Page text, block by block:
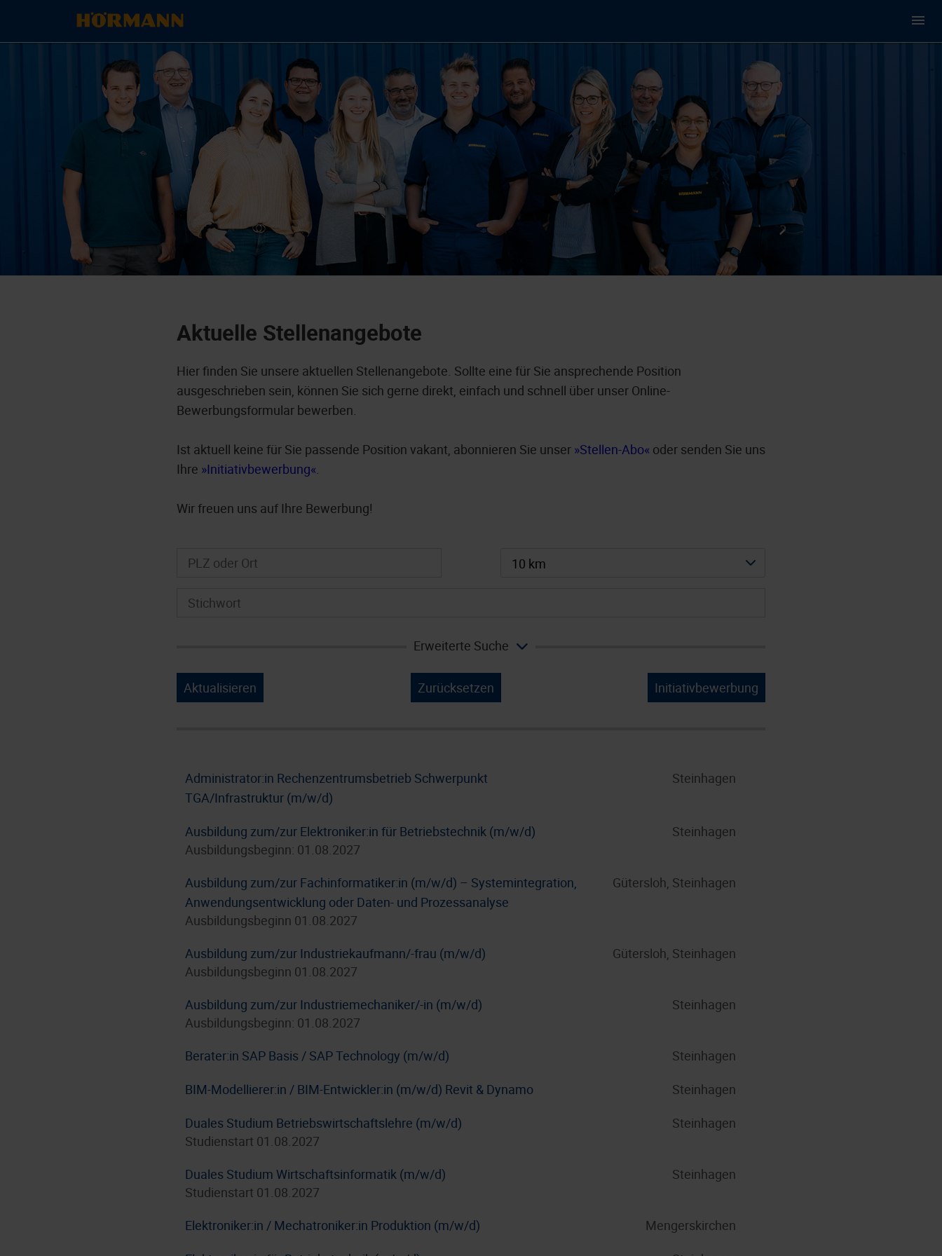
Aktuelle Stellenangebote
Hier finden Sie unsere aktuellen Stellenangebote. Sollte eine für Sie ansprechende Position
ausgeschrieben sein, können Sie sich gerne direkt, einfach und schnell über unser Online-
Bewerbungsformular bewerben.
Ist aktuell keine für Sie passende Position vakant, abonnieren Sie unser Stellen-Abo oder senden Sie uns
Ihre Initiativbewerbung .
Wir freuen uns auf Ihre Bewerbung!
10 km
Erweiterte Suche
Aktualisieren Zurücksetzen Initiativbewerbung
Administrator:in Rechenzentrumsbetrieb Schwerpunkt
TGA/Infrastruktur (m/w/d)
Steinhagen
Ausbildung zum/zur Elektroniker:in für Betriebstechnik (m/w/d)
Ausbildungsbeginn: 01.08.2027
Steinhagen
Ausbildung zum/zur Fachinformatiker:in (m/w/d) – Systemintegration,
Anwendungsentwicklung oder Daten- und Prozessanalyse
Ausbildungsbeginn 01.08.2027
Gütersloh, Steinhagen
Ausbildung zum/zur Industriekaufmann/-frau (m/w/d)
Ausbildungsbeginn 01.08.2027
Gütersloh, Steinhagen
Ausbildung zum/zur Industriemechaniker/-in (m/w/d)
Ausbildungsbeginn: 01.08.2027
Steinhagen
Berater:in SAP Basis / SAP Technology (m/w/d)
Steinhagen
BIM-Modellierer:in / BIM-Entwickler:in (m/w/d) Revit & Dynamo
Steinhagen
Duales Studium Betriebswirtschaftslehre (m/w/d)
Studienstart 01.08.2027
Steinhagen
Duales Studium Wirtschaftsinformatik (m/w/d)
Studienstart 01.08.2027
Steinhagen
Elektroniker:in / Mechatroniker:in Produktion (m/w/d)
Mengerskirchen